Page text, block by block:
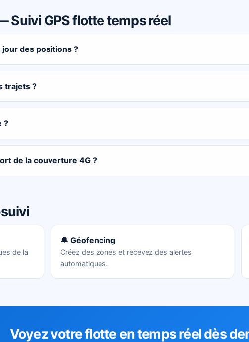
Suivi GPS flotte temps réel
des positions ?
trajets ?
?
de la couverture 4G ?
de la
🔔 Géofencing
Créez des zones et recevez des alertes
automatiques.
Voyez votre flotte en temps réel dès